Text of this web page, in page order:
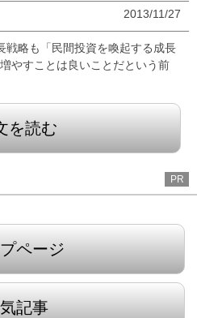
2013/11/27
戦略も「民間投資を喚起する成長
やすことは良いことだという前
を読む
PR
プページ
記事